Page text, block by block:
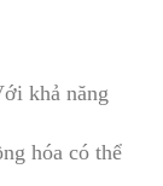
khả năng
hóa có thể